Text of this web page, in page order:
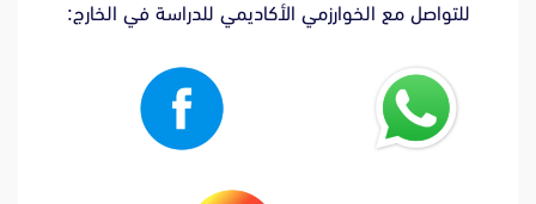
للتواصل مع الخوارزمي الأكاديمي للدراسة في الخارج: